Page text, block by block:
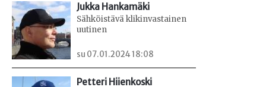
Jukka Hankamäki
Sähköistävä klikinvastainen
uutinen
su 07.01.2024 18:08
Petteri Hiienkoski